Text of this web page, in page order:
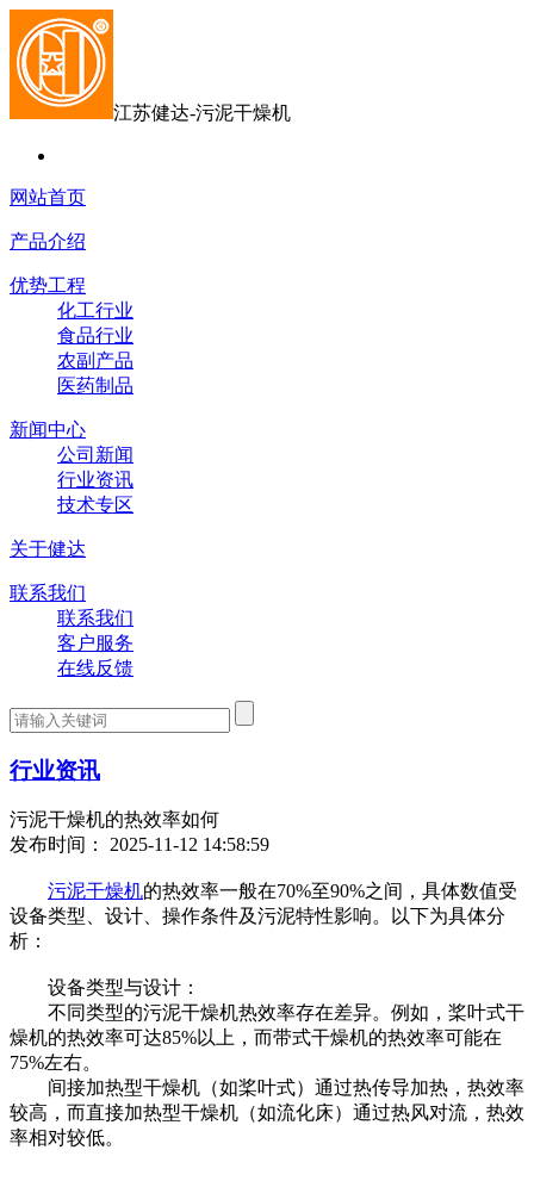
江苏健达-污泥干燥机
网站首页
产品介绍
优势工程
化工行业
食品行业
农副产品
医药制品
新闻中心
公司新闻
行业资讯
技术专区
关于健达
联系我们
联系我们
客户服务
在线反馈
行业资讯
污泥干燥机的热效率如何
发布时间： 2025-11-12 14:58:59
污泥干燥机的热效率一般在70%至90%之间，具体数值受
设备类型、设计、操作条件及污泥特性影响。以下为具体分
析：
设备类型与设计：
不同类型的污泥干燥机热效率存在差异。例如，桨叶式干
燥机的热效率可达85%以上，而带式干燥机的热效率可能在
75%左右。
间接加热型干燥机（如桨叶式）通过热传导加热，热效率
较高，而直接加热型干燥机（如流化床）通过热风对流，热效
率相对较低。